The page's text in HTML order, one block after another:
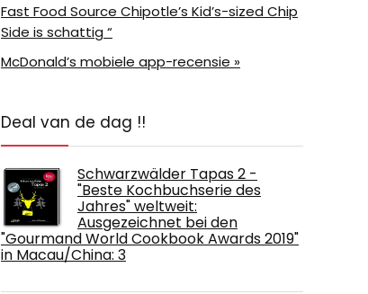
Fast Food Source Chipotle’s Kid’s-sized Chip
Side is schattig “
McDonald’s mobiele app-recensie »
Deal van de dag !!
Schwarzwälder Tapas 2 -
"Beste Kochbuchserie des
Jahres" weltweit:
Ausgezeichnet bei den
"Gourmand World Cookbook Awards 2019"
in Macau/China: 3